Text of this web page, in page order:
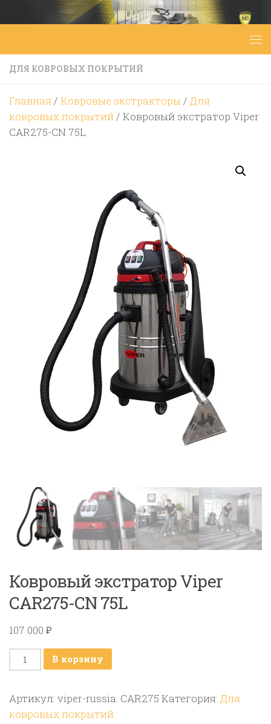
Перейти к содержимому
ДЛЯ КОВРОВЫХ ПОКРЫТИЙ
Главная/ Ковровые экстракторы/ Для
ковровых покрытий/ Ковровый экстратор Viper
CAR275-CN 75L
Ковровый экстратор Viper
CAR275-CN 75L
107 000 ₽
Количество
товара
экстратор
Viper
В корзину
Артикул: viper-russia: CAR275 Категория: Для
ковровых покрытий